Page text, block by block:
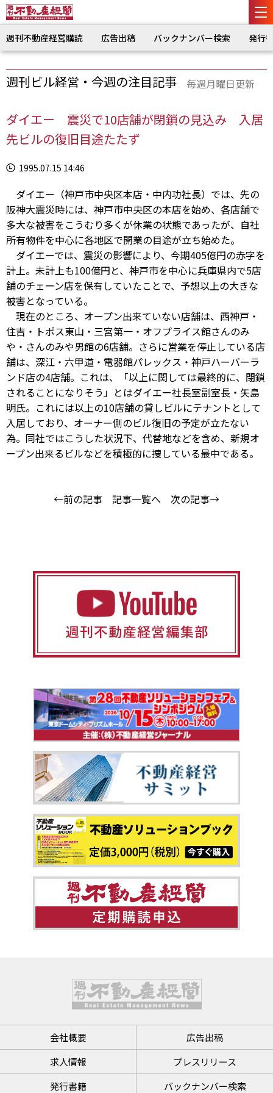
週刊不動産経営購読 広告出稿 バックナンバー検索 発行
週刊ビル経営・今週の注目記事 毎週月曜日更新
ダイエー 震災で10店舗が閉鎖の見込み 入居
先ビルの復旧目途たたず
1995.07.15 14:46
ダイエー（神戸市中央区本店・中内功社長）では、先の
阪神大震災時には、神戸市中央区の本店を始め、各店舗で
多大な被害をこうむり多くが休業の状態であったが、自社
所有物件を中心に各地区で開業の目途が立ち始めた。
ダイエーでは、震災の影響により、今期405億円の赤字を
計上。未計上も100億円と、神戸市を中心に兵庫県内で5店
舗のチェーン店を保有していたことで、予想以上の大きな
被害となっている。
現在のところ、オープン出来ていない店舗は、西神戸・
住吉・トポス東山・三宮第一・オフプライス館さんのみ
や・さんのみや男館の6店舗。さらに営業を停止している店
舗は、深江・六甲道・電器館パレックス・神戸ハーバーラ
ンド店の4店舗。これは、「以上に関しては最終的に、閉鎖
されることになりそう」とはダイエー社長室副室長・矢島
明氏。これには以上の10店舗の貸しビルにテナントとして
入居しており、オーナー側のビル復旧の予定が立たない
為。同社ではこうした状況下、代替地などを含め、新規オ
ープン出来るビルなどを積極的に捜している最中である。
←前の記事 記事一覧へ 次の記事→
会社概要
広告出稿
求人情報
プレスリリース
発行書籍
バックナンバー検索